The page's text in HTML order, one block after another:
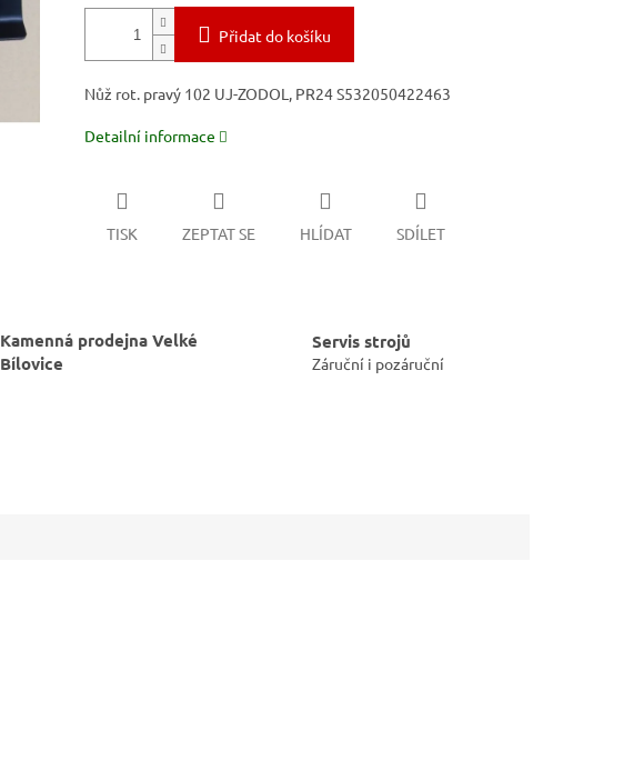
Přidat do košíku
Nůž rot. pravý 102 UJ-ZODOL, PR24 S532050422463
Detailní informace
TISK ZEPTAT SE HLÍDAT SDÍLET
Kamenná prodejna Velké
Bílovice
Servis strojů
Záruční i pozáruční